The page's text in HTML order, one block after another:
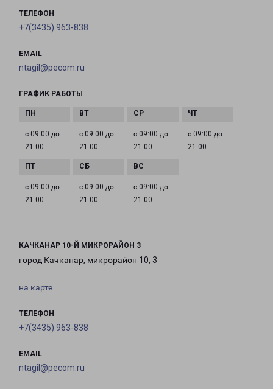
ТЕЛЕФОН
+7(3435) 963-838
EMAIL
ntagil@pecom.ru
ГРАФИК РАБОТЫ
с 09:00 до
21:00
с 09:00 до
21:00
с 09:00 до
21:00
с 09:00 до
21:00
с 09:00 до
21:00
с 09:00 до
21:00
с 09:00 до
21:00
КАЧКАНАР 10-Й МИКРОРАЙОН 3
город Качканар, микрорайон 10, 3
на карте
ТЕЛЕФОН
+7(3435) 963-838
EMAIL
ntagil@pecom.ru